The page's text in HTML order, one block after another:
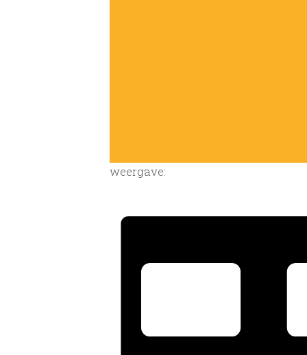
weergave: